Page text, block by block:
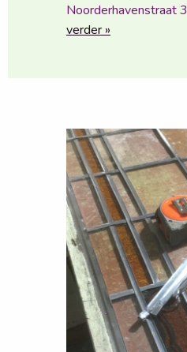
Noorderhavenstraat
verder »